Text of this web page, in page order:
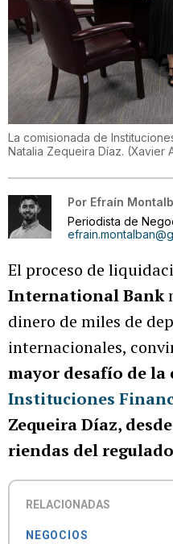
La comisionada de
Natalia Zequeira Díaz. (Xavier
Por Efraín
Periodista de
El proceso de
International Bank
dinero de miles de
internacionales,
mayor desafío de la
Instituciones
Zequeira Díaz,
riendas del
RELACIONADAS
NEGOCIOS